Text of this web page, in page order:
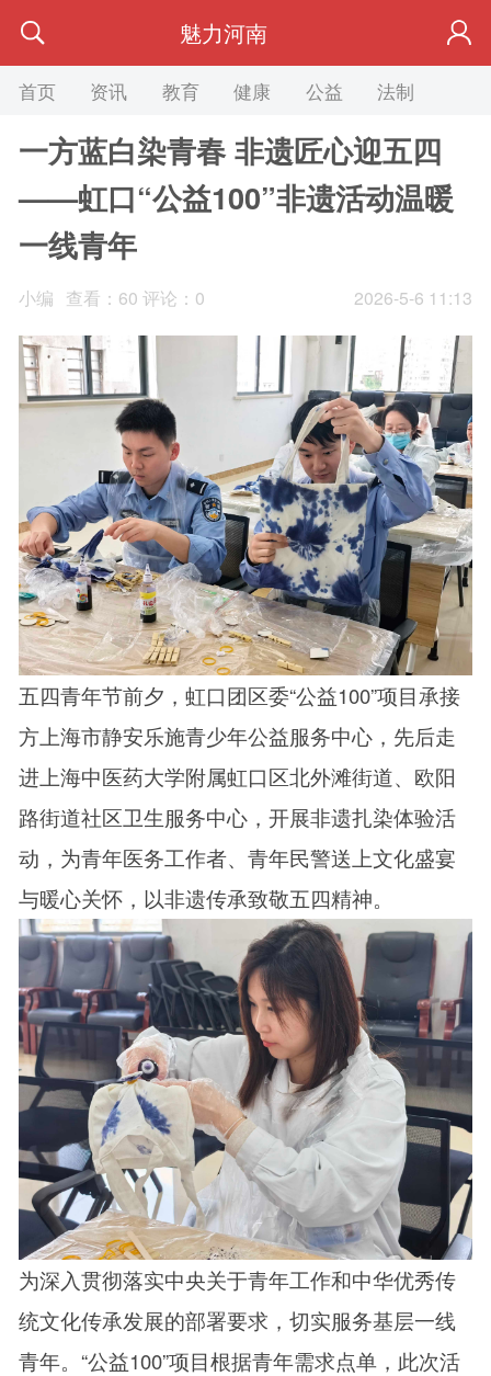
魅力河南
首页 资讯 教育 健康 公益 法制
一方蓝白染青春 非遗匠心迎五四
——虹口“公益100”非遗活动温暖
一线青年
2026-5-6 11:13
小编 查看： 60 评论：0
五四青年节前夕，虹口团区委“公益100”项目承接
方上海市静安乐施青少年公益服务中心，先后走
进上海中医药大学附属虹口区北外滩街道、欧阳
路街道社区卫生服务中心，开展非遗扎染体验活
动，为青年医务工作者、青年民警送上文化盛宴
与暖心关怀，以非遗传承致敬五四精神。
为深入贯彻落实中央关于青年工作和中华优秀传
统文化传承发展的部署要求，切实服务基层一线
青年。“公益100”项目根据青年需求点单，此次活